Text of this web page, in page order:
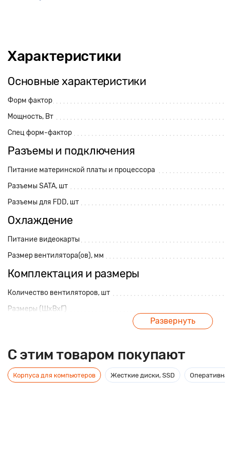
Характеристики
Основные характеристики
Форм фактор
Мощность, Вт
Спец форм-фактор
Разъемы и подключения
Питание материнской платы и процессора
Разъемы SATA, шт
Разъемы для FDD, шт
Охлаждение
Питание видеокарты
Размер вентилятора(ов), мм
Комплектация и размеры
Количество вентиляторов, шт
Размеры (ШхВхГ)
Описание
Развернуть
C этим товаром покупают
Корпуса для компьютеров Жесткие диски, SSD